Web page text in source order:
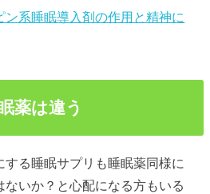
ン系睡眠導入剤の作用と精神に
薬は違う
る睡眠サプリも睡眠薬同様に
いか？と心配になる方もいる